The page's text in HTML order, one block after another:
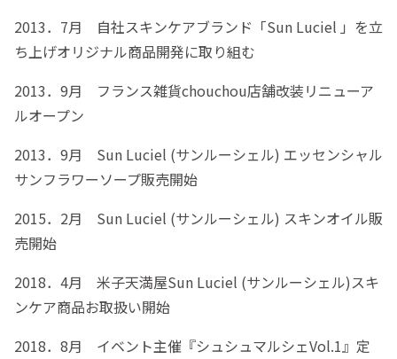
2013．7月 自社スキンケアブランド「Sun Luciel 」を立
ち上げオリジナル商品開発に取り組む
2013．9月 フランス雑貨chouchou店舗改装リニューア
ルオープン
2013．9月 Sun Luciel (サンルーシェル) エッセンシャル
サンフラワーソープ販売開始
2015．2月 Sun Luciel (サンルーシェル) スキンオイル販
売開始
2018．4月 米子天満屋Sun Luciel (サンルーシェル)スキ
ンケア商品お取扱い開始
2018．8月 イベント主催『シュシュマルシェVol.1』定